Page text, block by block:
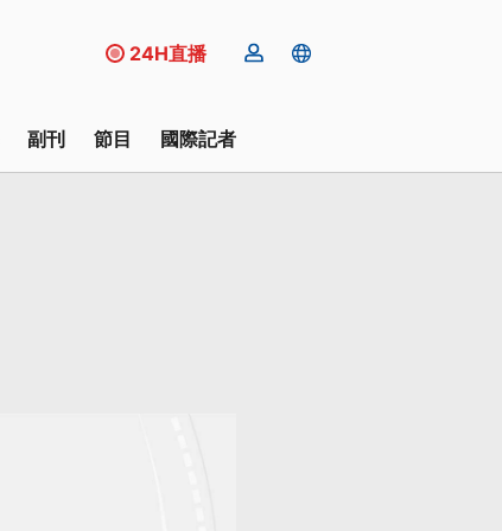
24H直播
副刊 節目 國際記者